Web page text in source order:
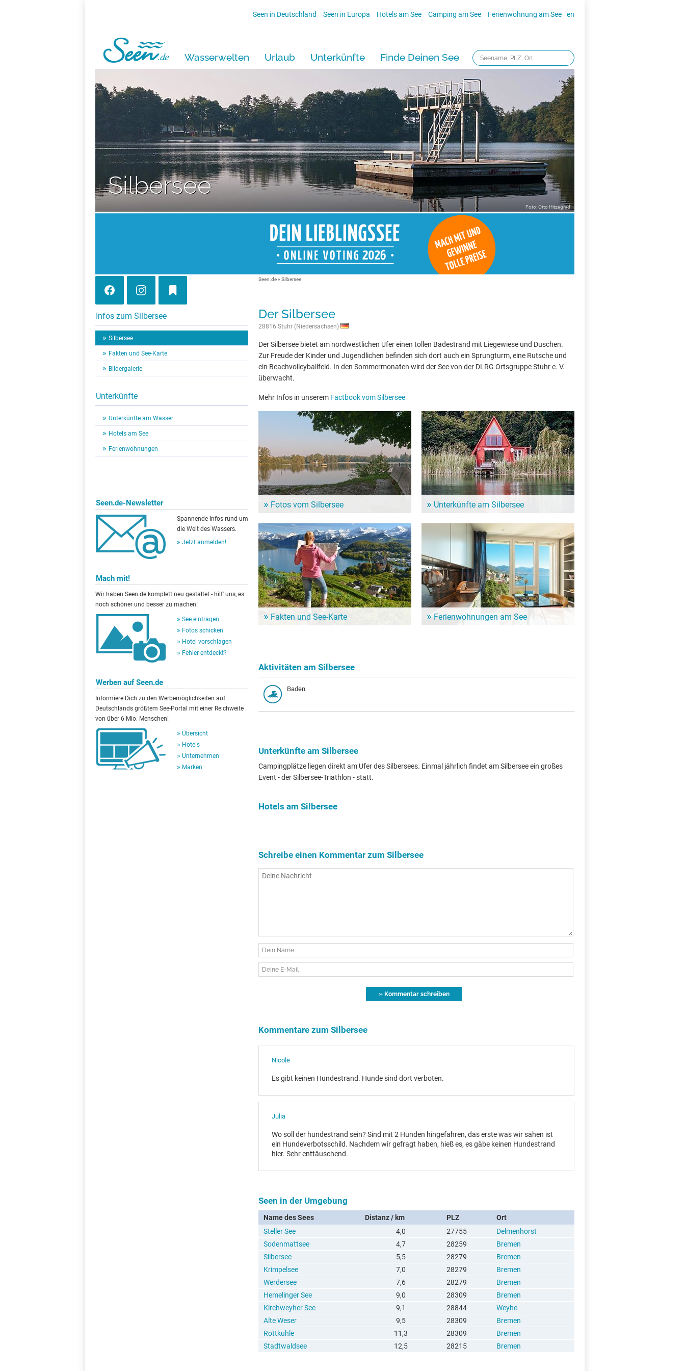
Seen in Deutschland Seen in Europa Hotels am See Camping am See Ferienwohnung am See en
Wasserwelten Urlaub Unterkünfte Finde Deinen See
Silbersee
Foto: Otto Hitzegrad
Infos zum Silbersee
Silbersee
Fakten und See-Karte
Bildergalerie
Unterkünfte
Unterkünfte am Wasser
Hotels am See
Ferienwohnungen
Seen.de-Newsletter
Spannende Infos rund um
die Welt des Wassers.
Jetzt anmelden!
Mach mit!
Wir haben Seen.de komplett neu gestaltet - hilf' uns, es
noch schöner und besser zu machen!
See eintragen
Fotos schicken
Hotel vorschlagen
Fehler entdeckt?
Werben auf Seen.de
Informiere Dich zu den Werbemöglichkeiten auf
Deutschlands größtem See-Portal mit einer Reichweite
von über 6 Mio. Menschen!
Übersicht
Hotels
Unternehmen
Marken
Seen.de» Silbersee
Der Silbersee
28816 Stuhr (Niedersachsen)
Der Silbersee bietet am nordwestlichen Ufer einen tollen Badestrand mit Liegewiese und Duschen.
Zur Freude der Kinder und Jugendlichen befinden sich dort auch ein Sprungturm, eine Rutsche und
ein Beachvolleyballfeld. In den Sommermonaten wird der See von der DLRG Ortsgruppe Stuhr e. V.
überwacht.
Mehr Infos in unserem Factbook vom Silbersee
Fotos vom Silbersee
Bildergalerie zeigt sich das Silbersee von seiner
schönsten Seite.
Unterkünfte am Silbersee
genießen? Hier gibt es schöne Unterkünfte in der
Nähe vom Silbersee!
Fakten und See-Karte Ferienwohnungen am See
Aktivitäten am Silbersee
Baden
Unterkünfte am Silbersee
Campingplätze liegen direkt am Ufer des Silbersees. Einmal jährlich findet am Silbersee ein großes
Event - der Silbersee-Triathlon - statt.
Hotels am Silbersee
Schreibe einen Kommentar zum Silbersee
Kommentare zum Silbersee
Nicole
Es gibt keinen Hundestrand. Hunde sind dort verboten.
Julia
Wo soll der hundestrand sein? Sind mit 2 Hunden hingefahren, das erste was wir sahen ist
ein Hundeverbotsschild. Nachdem wir gefragt haben, hieß es, es gäbe keinen Hundestrand
hier. Sehr enttäuschend.
Seen in der Umgebung
Name des Sees Distanz / km PLZ
Ort
Steller See
4,0 27755
Delmenhorst
Sodenmattsee
4,7 28259
Bremen
Silbersee
5,5 28279
Bremen
Krimpelsee
7,0 28279
Bremen
Werdersee
7,6 28279
Bremen
Hemelinger See
9,0 28309
Bremen
Kirchweyher See
9,1 28844
Weyhe
Alte Weser
9,5 28309
Bremen
Rottkuhle
11,3 28309
Bremen
Stadtwaldsee
12,5 28215 Bremen